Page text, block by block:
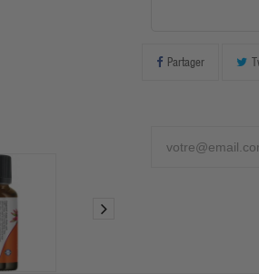
Partager